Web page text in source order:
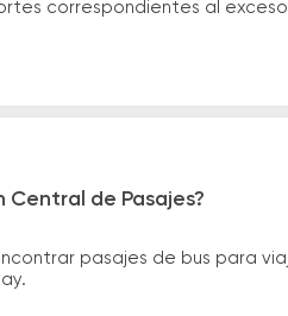
correspondientes al
Central de Pasajes?
pasajes de bus para